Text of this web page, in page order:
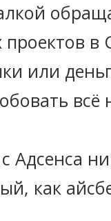
в
или
всё
Адсенса
как